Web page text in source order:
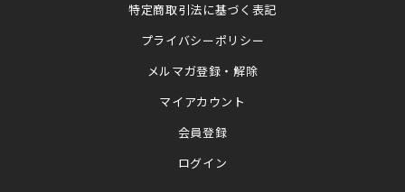
特定商取引法に基づく表記
プライバシーポリシー
メルマガ登録・解除
マイアカウント
会員登録
ログイン